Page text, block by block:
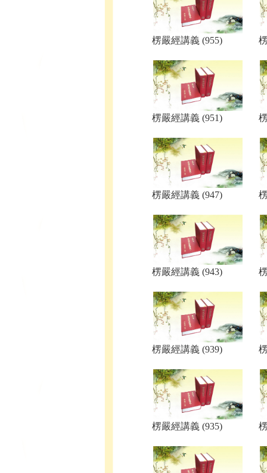
楞嚴經講義 (955)
楞嚴經講義 (951)
楞嚴經講義 (947)
楞嚴經講義 (943)
楞嚴經講義 (939)
楞嚴經講義 (935)